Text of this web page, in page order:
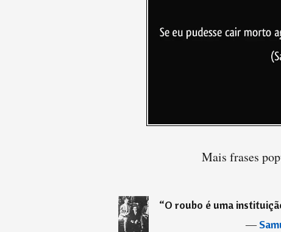
Mais frases
“O roubo é uma
―